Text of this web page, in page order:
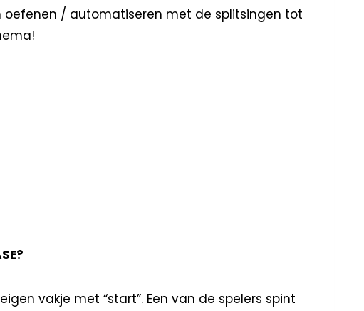
oefenen / automatiseren met de splitsingen tot
vakje met “start”. Een van de spelers spint